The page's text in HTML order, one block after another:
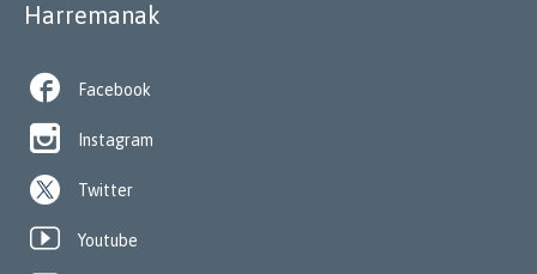
Harremanak
 Facebook
 Instagram
Twitter
 Youtube